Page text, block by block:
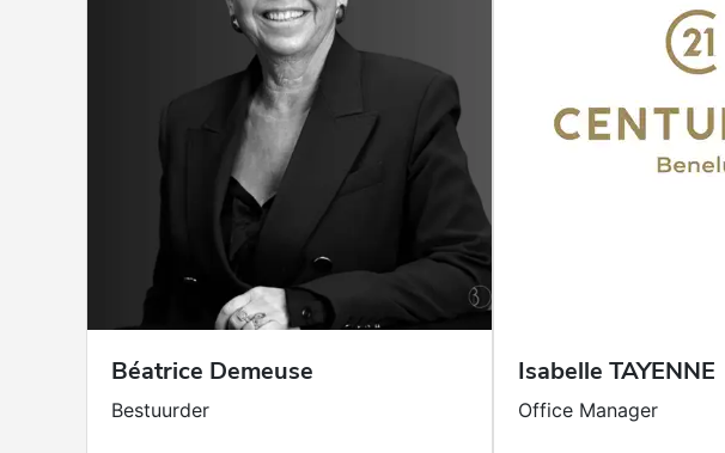
Béatrice Demeuse
Bestuurder
Isabelle TAYENNE
Office Manager